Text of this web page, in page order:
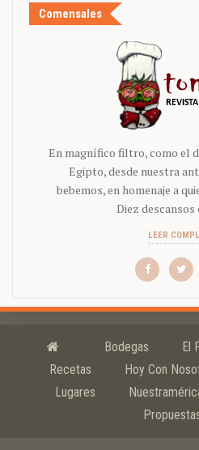
Comensales
En magnífico filtro, como el
Egipto, desde nuestra
bebemos, en homenaje a
Diez descansos
LEER
Bodegas
El
Recetas
Hoy Con
Lugares